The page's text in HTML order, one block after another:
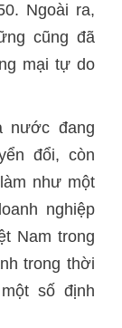
Ngoài ra,
cũng đã
mại tự do
nước đang
đổi, còn
như một
nghiệp
Nam trong
trong thời
số định